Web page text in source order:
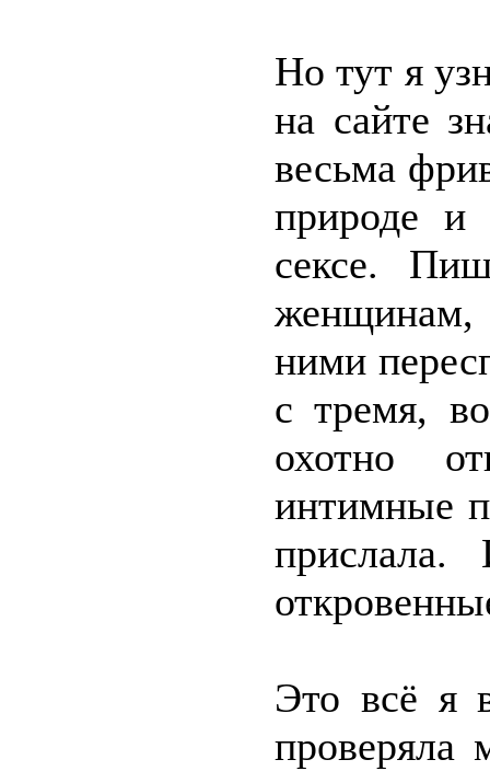
Но тут я
на сайте
весьма
природе и
сексе.
женщинам,
ними
с тремя,
охотно
интимные
Это всё я
проверяла